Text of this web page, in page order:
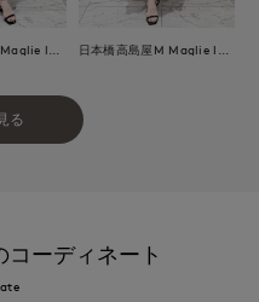
る
コーディネート